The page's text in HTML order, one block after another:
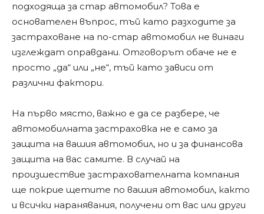
подходяща за стар автомобил? Това е
основателен въпрос, тъй като разходите за
застраховане на по-стар автомобил не винаги
изглеждат оправдани. Отговорът обаче не е
просто „да“ или „не“, тъй като зависи от
различни фактори.
На първо място, важно е да се разбере, че
автомобилната застраховка не е само за
защита на вашия автомобил, но и за финансова
защита на вас самите. В случай на
произшествие застрахователната компания
ще покрие щетите по вашия автомобил, както
и всички наранявания, получени от вас или други